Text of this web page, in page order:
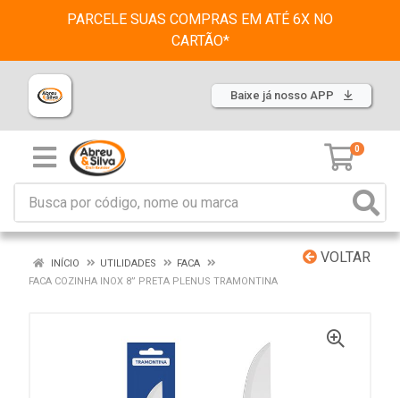
PARCELE SUAS COMPRAS EM ATÉ 6X NO
CARTÃO*
Baixe já nosso APP
0
VOLTAR
INÍCIO UTILIDADES
FACA
FACA COZINHA INOX 8” PRETA PLENUS TRAMONTINA